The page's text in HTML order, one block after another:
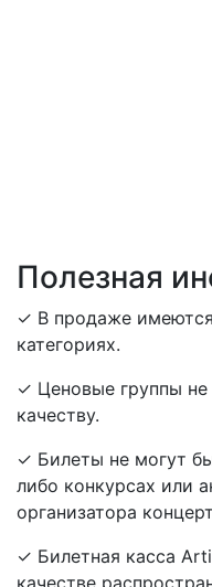
Полезная
✓ В продаже
категориях.
✓ Ценовые группы
качеству.
✓ Билеты не могут
либо конкурсах или
организатора
✓ Билетная касса
качестве